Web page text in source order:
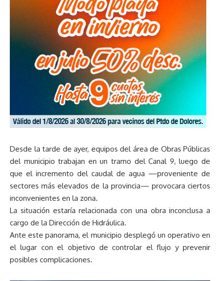
Desde la tarde de ayer, equipos del área de Obras Públicas
del municipio trabajan en un tramo del Canal 9, luego de
que el incremento del caudal de agua —proveniente de
sectores más elevados de la provincia— provocara ciertos
inconvenientes en la zona.
La situación estaría relacionada con una obra inconclusa a
cargo de la Dirección de Hidráulica.
Ante este panorama, el municipio desplegó un operativo en
el lugar con el objetivo de controlar el flujo y prevenir
posibles complicaciones.